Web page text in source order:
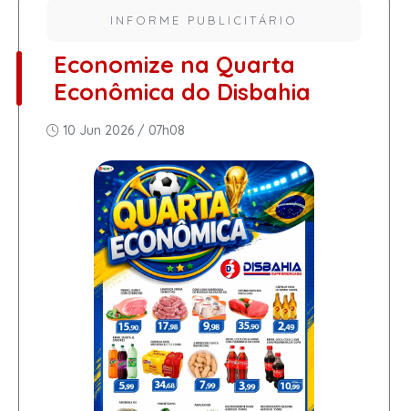
INFORME PUBLICITÁRIO
Economize na Quarta
Econômica do Disbahia
10 Jun 2026 / 07h08